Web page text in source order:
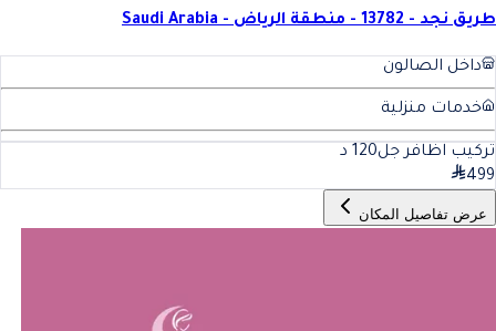
طريق نجد - 13782 - منطقة الرياض - Saudi Arabia
داخل الصالون
خدمات منزلية
تركيب اظافر جل120 د
499
عرض تفاصيل المكان